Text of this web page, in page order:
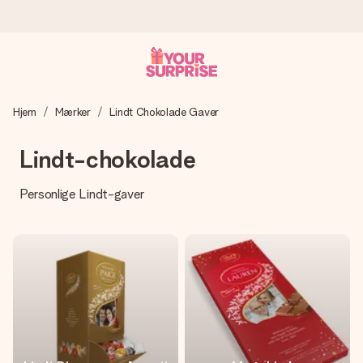
Vi laver din gave med omhu og sender den lynhurtigt – så
Vores gaver inspirerer. Kunderne giver os 4,7 på Google
Reviews.
Gratis kort med hilsen
Lav noget særligt i blot få trin – med hendes navn, et
Hjem Mærker Lindt Chokolade Gaver
Lindt-chokolade
Personlige Lindt-gaver